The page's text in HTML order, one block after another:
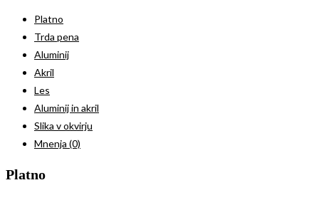
Platno
Trda pena
Aluminij
Akril
Les
Aluminij in akril
Slika v okvirju
Mnenja (0)
Platno